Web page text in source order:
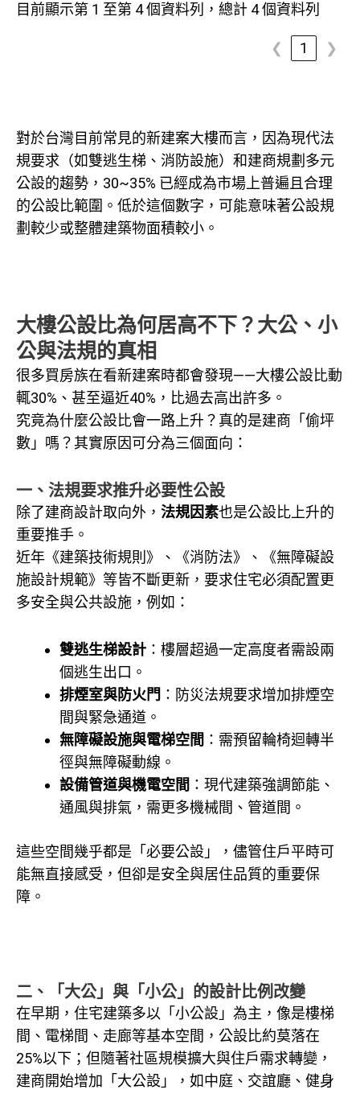
目前顯示第 1 至第 4 個資料列，總計 4 個資料列
❮ 1 ❯
對於台灣目前常見的新建案大樓而言，因為現代法
規要求（如雙逃生梯、消防設施）和建商規劃多元
公設的趨勢，30~35% 已經成為市場上普遍且合理
的公設比範圍。低於這個數字，可能意味著公設規
劃較少或整體建築物面積較小。
大樓公設比為何居高不下？大公、小
公與法規的真相
很多買房族在看新建案時都會發現——大樓公設比動
輒30%、甚至逼近40%，比過去高出許多。
究竟為什麼公設比會一路上升？真的是建商「偷坪
數」嗎？其實原因可分為三個面向：
一、法規要求推升必要性公設
除了建商設計取向外， 法規因素也是公設比上升的
重要推手。
近年《建築技術規則》、《消防法》、《無障礙設
施設計規範》等皆不斷更新，要求住宅必須配置更
多安全與公共設施，例如：
雙逃生梯設計 ：樓層超過一定高度者需設兩
個逃生出口。
排煙室與防火門 ：防災法規要求增加排煙空
間與緊急通道。
無障礙設施與電梯空間 ：需預留輪椅迴轉半
徑與無障礙動線。
設備管道與機電空間 ：現代建築強調節能、
通風與排氣，需更多機械間、管道間。
這些空間幾乎都是「必要公設」，儘管住戶平時可
能無直接感受，但卻是安全與居住品質的重要保
障。
二、「大公」與「小公」的設計比例改變
在早期，住宅建築多以「小公設」為主，像是樓梯
間、電梯間、走廊等基本空間，公設比約莫落在
25%以下；但隨著社區規模擴大與住戶需求轉變，
建商開始增加「大公設」，如中庭、交誼廳、健身